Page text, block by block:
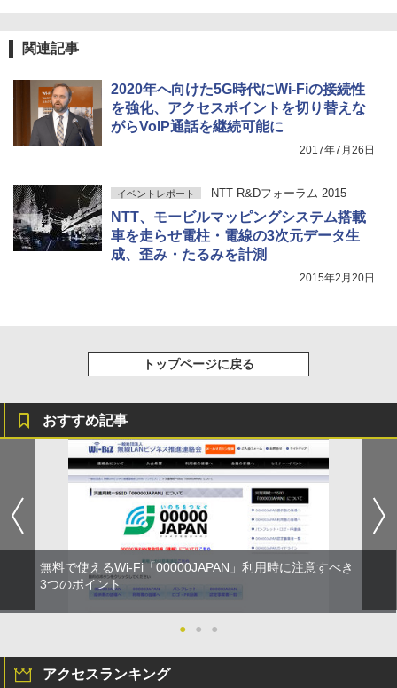
関連記事
2020年へ向けた5G時代にWi-Fiの接続性
を強化、アクセスポイントを切り替えな
がらVoIP通話を継続可能に
2017年7月26日
イベントレポート NTT R&Dフォーラム 2015
NTT、モービルマッピングシステム搭載
車を走らせ電柱・電線の3次元データ生
成、歪み・たるみを計測
2015年2月20日
トップページに戻る
おすすめ記事
無料で使えるWi-Fi「00000JAPAN」利用時に注意すべき
3つのポイント
● ● ●
アクセスランキング